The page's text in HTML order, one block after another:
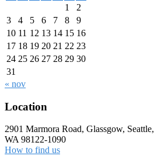
1
2
3
4 5 6 7 8
9
10 11 12 13 14 15 16
17 18 19 20 21 22 23
24 25 26 27 28 29 30
31
« nov
Location
2901 Marmora Road, Glassgow, Seattle,
WA 98122-1090
How to find us